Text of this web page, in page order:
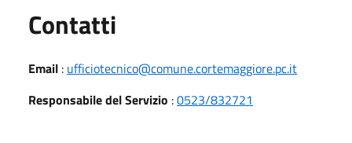
Contatti
Email : ufficiotecnico@comune.cortemaggiore.pc.it
Responsabile del Servizio :0523/832721